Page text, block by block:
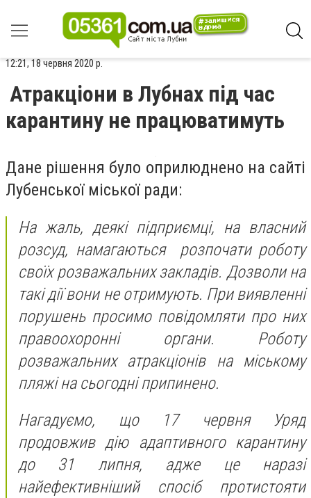
12:21, 18 червня 2020 р.
Атракціони в Лубнах під час
карантину не працюватимуть
Дане рішення було оприлюднено на сайті
Лубенської міської ради:
На жаль, деякі підприємці, на власний
розсуд, намагаються розпочати роботу
своїх розважальних закладів. Дозволи на
такі дії вони не отримують. При виявленні
порушень просимо повідомляти про них
правоохоронні органи. Роботу
розважальних атракціонів на міському
пляжі на сьогодні припинено.
Нагадуємо, що 17 червня Уряд
продовжив дію адаптивного карантину
до 31 липня, адже це наразі
найефективніший спосіб протистояти